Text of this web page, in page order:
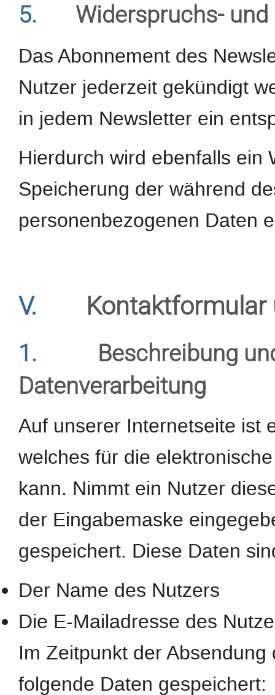
5. Widerspruchs-
Das Abonnement des
Nutzer jederzeit gekündigt
in jedem Newsletter ein
Hierdurch wird ebenfalls ein
Speicherung der während
personenbezogenen Daten
V. Kontaktformular
1.
Beschreibung
Datenverarbeitung
Auf unserer Internetseite ist
welches für die
kann. Nimmt ein Nutzer
der Eingabemaske
gespeichert. Diese Daten
Der Name des Nutzers
Die E-Mailadresse des
Im Zeitpunkt der
folgende Daten gespeichert: